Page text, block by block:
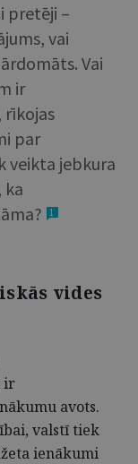
pretēji –
vai
Vai
ir
rīkojas
par
veikta jebkura
ka
1
vides
ir
avots.
valstī tiek
ienākumi